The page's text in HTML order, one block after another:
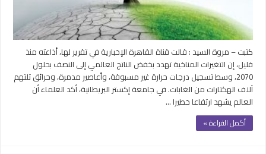
الحرارة
والأعاصير
مغلقة
كتبت – مروة السيد : قالت قناة القاهرة الإخبارية في تقرير لها، أذاعته منذ
قليل، إن التغيرات المناخية تهدد بخفض الناتج العالمي إلى النصف بحلول
2070، وسط تسجيل درجات حرارة غير مسبوقة، وأعاصير مدمرة، وحرائق تلتهم
آلاف الهكتارات من الغابات. في جامعة إكستر البريطانية، أكد العلماء أن
العالم يشهد ارتفاعا خطيرا …
أكمل القراءة »